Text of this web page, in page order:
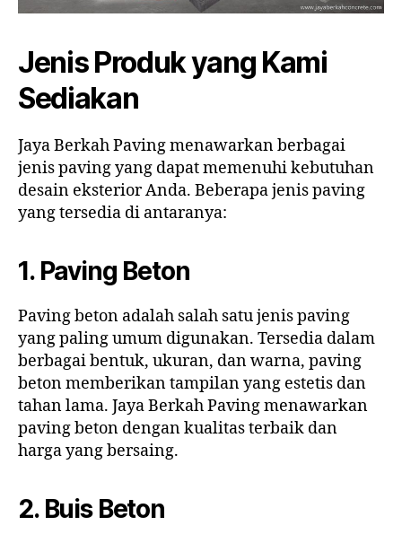
Jenis Produk yang Kami
Sediakan
Jaya Berkah Paving menawarkan berbagai
jenis paving yang dapat memenuhi kebutuhan
desain eksterior Anda. Beberapa jenis paving
yang tersedia di antaranya:
1. Paving Beton
Paving beton adalah salah satu jenis paving
yang paling umum digunakan. Tersedia dalam
berbagai bentuk, ukuran, dan warna, paving
beton memberikan tampilan yang estetis dan
tahan lama. Jaya Berkah Paving menawarkan
paving beton dengan kualitas terbaik dan
harga yang bersaing.
2. Buis Beton